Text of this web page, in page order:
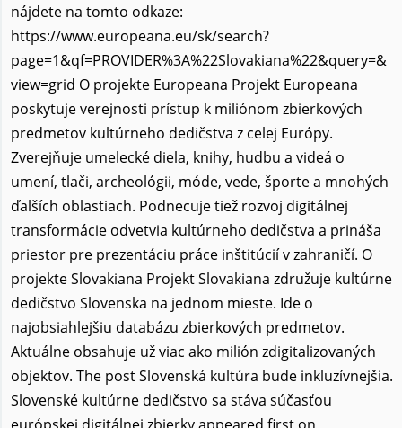
nájdete na tomto odkaze:
https://www.europeana.eu/sk/search?
page=1&qf=PROVIDER%3A%22Slovakiana%22&query=&
view=grid O projekte Europeana Projekt Europeana
poskytuje verejnosti prístup k miliónom zbierkových
predmetov kultúrneho dedičstva z celej Európy.
Zverejňuje umelecké diela, knihy, hudbu a videá o
umení, tlači, archeológii, móde, vede, športe a mnohých
ďalších oblastiach. Podnecuje tiež rozvoj digitálnej
transformácie odvetvia kultúrneho dedičstva a prináša
priestor pre prezentáciu práce inštitúcií v zahraničí. O
projekte Slovakiana Projekt Slovakiana združuje kultúrne
dedičstvo Slovenska na jednom mieste. Ide o
najobsiahlejšiu databázu zbierkových predmetov.
Aktuálne obsahuje už viac ako milión zdigitalizovaných
objektov. The post Slovenská kultúra bude inkluzívnejšia.
Slovenské kultúrne dedičstvo sa stáva súčasťou